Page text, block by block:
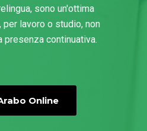
sono un'ottima
lavoro o studio, non
presenza continuativa.
Online